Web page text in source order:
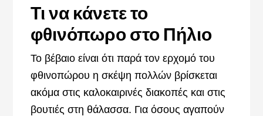
Τι να κάνετε το
φθινόπωρο στο Πήλιο
Το βέβαιο είναι ότι παρά τον ερχομό του
φθινοπώρου η σκέψη πολλών βρίσκεται
ακόμα στις καλοκαιρινές διακοπές και στις
βουτιές στη θάλασσα. Για όσους αγαπούν